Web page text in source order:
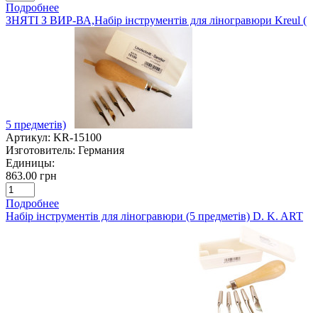
Подробнее
ЗНЯТІ З ВИР-ВА,Набір інструментів для ліногравюри Kreul (
5 предметів)
Артикул: KR-15100
Изготовитель: Германия
Единицы:
863.00 грн
Подробнее
Набір інструментів для ліногравюри (5 предметів) D. K. ART